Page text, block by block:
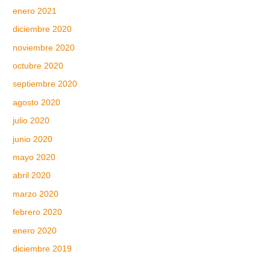
enero 2021
diciembre 2020
noviembre 2020
octubre 2020
septiembre 2020
agosto 2020
julio 2020
junio 2020
mayo 2020
abril 2020
marzo 2020
febrero 2020
enero 2020
diciembre 2019